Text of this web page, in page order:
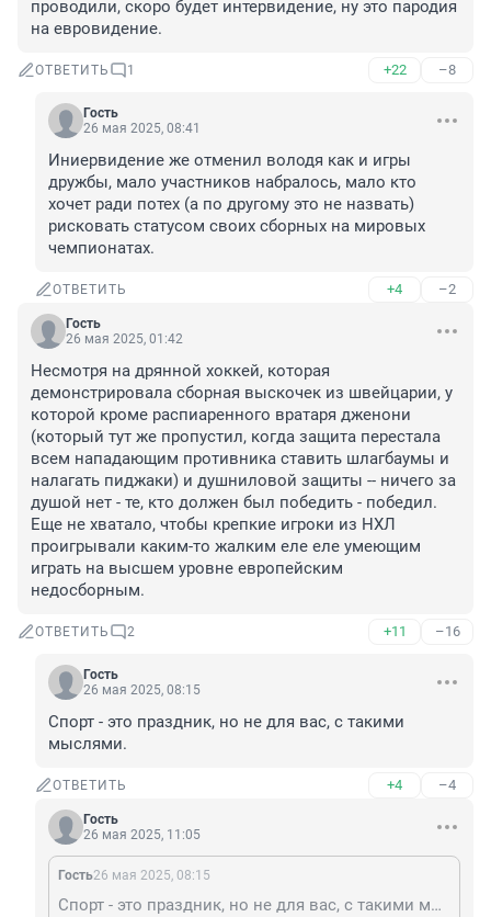
проводили, скоро будет интервидение, ну это пародия
на евровидение.
ОТВЕТИТЬ 1 +22 –8
Гость
26 мая 2025, 08:41
Иниервидение же отменил володя как и игры
дружбы, мало участников набралось, мало кто
хочет ради потех (а по другому это не назвать)
рисковать статусом своих сборных на мировых
чемпионатах.
ОТВЕТИТЬ +4 –2
Гость
26 мая 2025, 01:42
Несмотря на дрянной хоккей, которая
демонстрировала сборная выскочек из швейцарии, у
которой кроме распиаренного вратаря дженони
(который тут же пропустил, когда защита перестала
всем нападающим противника ставить шлагбаумы и
налагать пиджаки) и душниловой защиты -- ничего за
душой нет - те, кто должен был победить - победил.
Еще не хватало, чтобы крепкие игроки из НХЛ
проигрывали каким-то жалким еле еле умеющим
играть на высшем уровне европейским
недосборным.
ОТВЕТИТЬ 2 +11 –16
Гость
26 мая 2025, 08:15
Спорт - это праздник, но не для вас, с такими
мыслями.
ОТВЕТИТЬ +4 –4
Гость
26 мая 2025, 11:05
Гость26 мая 2025, 08:15
Спорт - это праздник, но не для вас, с такими мыслями.